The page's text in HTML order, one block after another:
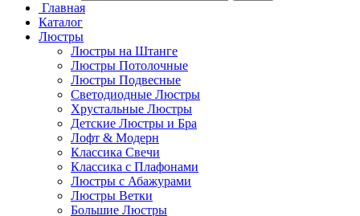
Главная
Каталог
Люстры
Люстры на Штанге
Люстры Потолочные
Люстры Подвесные
Светодиодные Люстры
Хрустальные Люстры
Детские Люстры и Бра
Лофт & Модерн
Классика Свечи
Классика с Плафонами
Люстры с Абажурами
Люстры Ветки
Большие Люстры